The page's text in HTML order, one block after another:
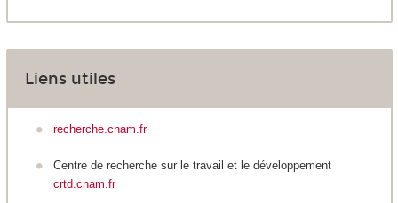
Liens utiles
recherche.cnam.fr
Centre de recherche sur le travail et le développement
crtd.cnam.fr